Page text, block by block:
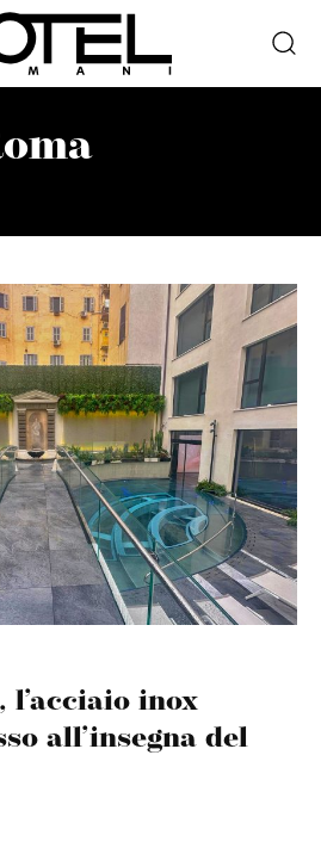
l’acciaio inox
all’insegna del